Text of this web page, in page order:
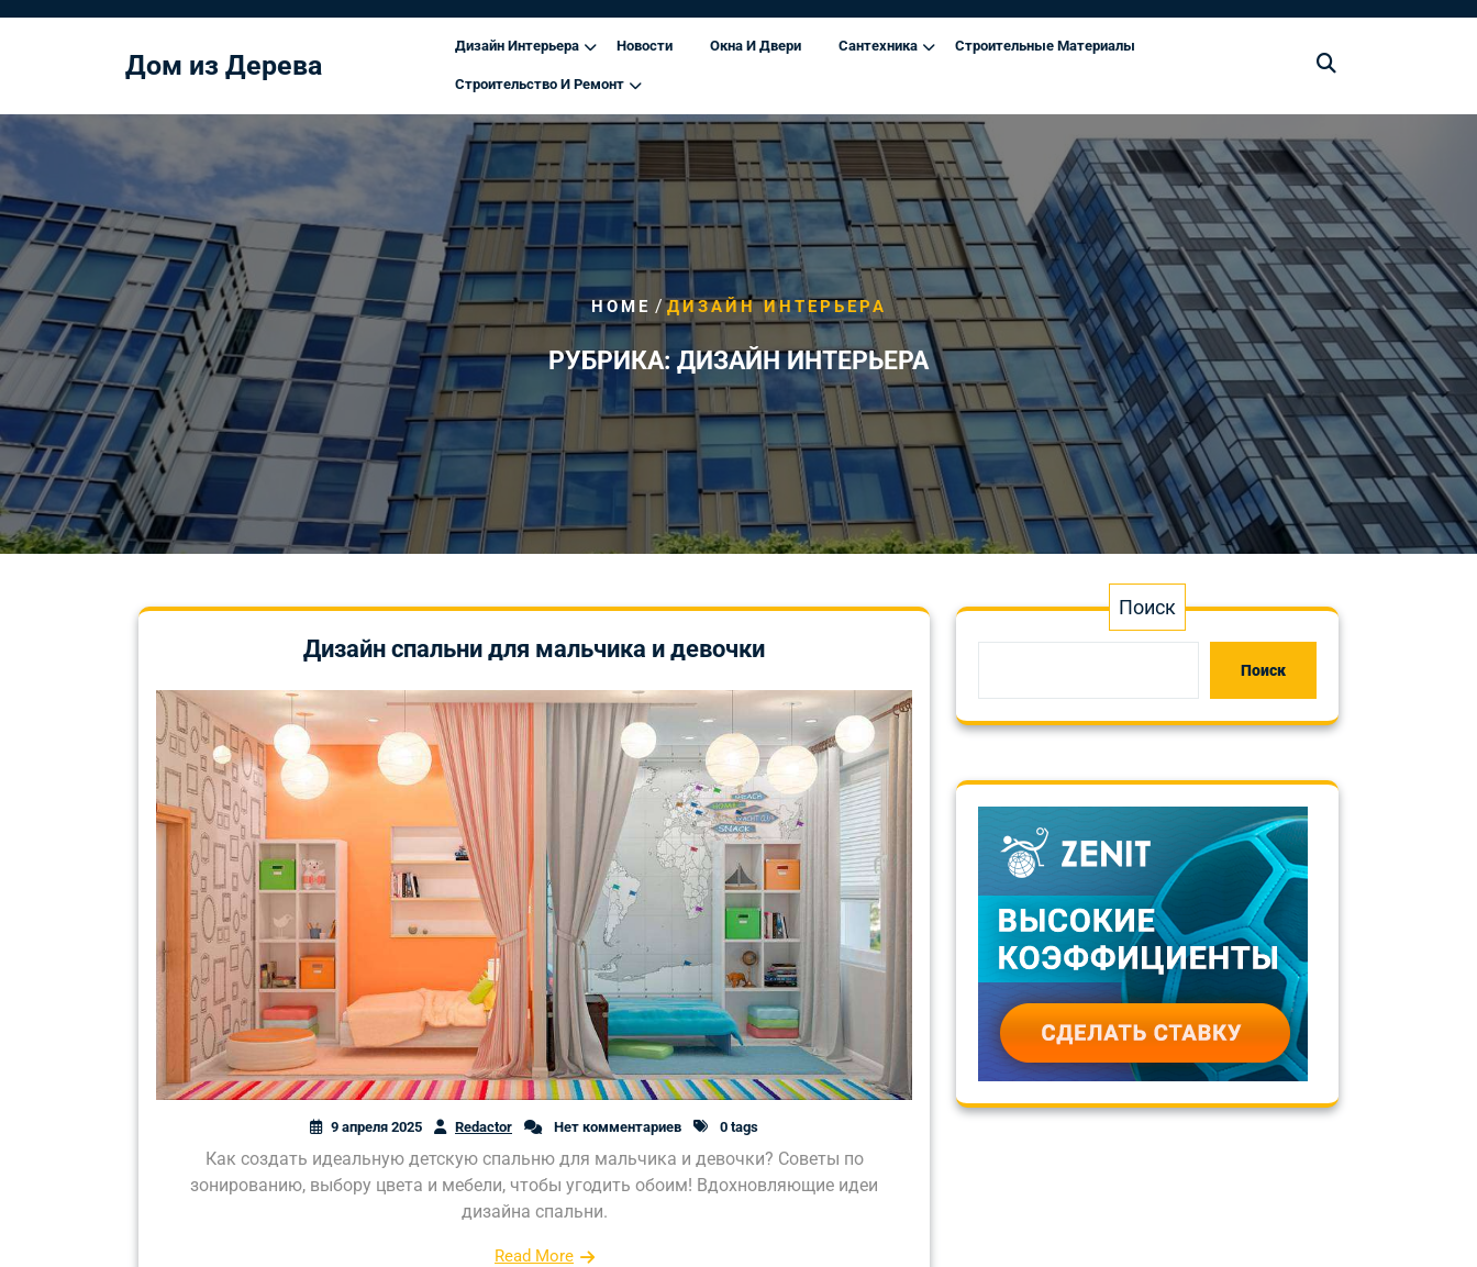
Дом из Дерева
Дизайн Интерьера Новости Окна И Двери Сантехника Строительные Материалы
Строительство И Ремонт
HOME /ДИЗАЙН ИНТЕРЬЕРА
РУБРИКА: ДИЗАЙН ИНТЕРЬЕРА
Дизайн спальни для мальчика и девочки
9 апреля 2025 Redactor Нет комментариев 0 tags
Как создать идеальную детскую спальню для мальчика и девочки? Советы по
зонированию, выбору цвета и мебели, чтобы угодить обоим! Вдохновляющие идеи
дизайна спальни.
Read More
Поиск
Поиск